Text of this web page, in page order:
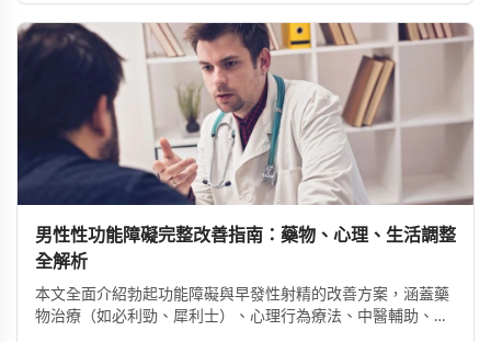
限酒的健康生活模式，助男性重獲自信與健康。
男性性功能障礙完整改善指南：藥物、心理、生活調整
全解析
本文全面介紹勃起功能障礙與早發性射精的改善方案，涵蓋藥
物治療（如必利勁、犀利士）、心理行為療法、中醫輔助、生